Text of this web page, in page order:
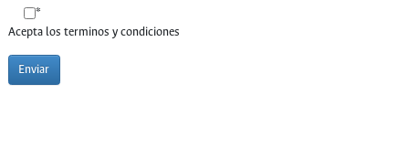
*
Acepta los terminos y condiciones
Enviar